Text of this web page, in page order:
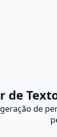
de
de